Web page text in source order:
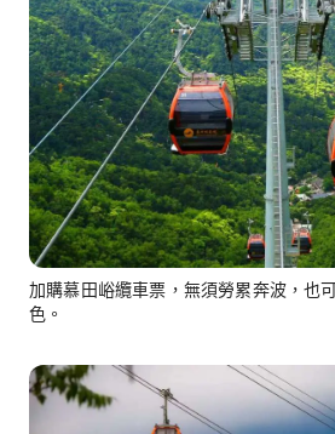
加購慕田峪纜車票，無須勞累奔波，也
色。